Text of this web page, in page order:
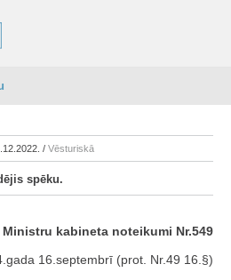
/ Vēsturiskā
spēku.
Ministru kabineta noteikumi Nr.549
16.septembrī (prot. Nr.49 16.§)